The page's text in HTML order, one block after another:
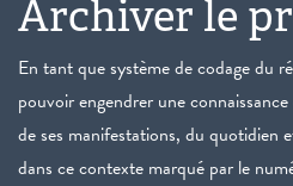
Archiver le
En tant que système de codage du
pouvoir engendrer une
de ses manifestations, du quotidien
dans ce contexte marqué par le